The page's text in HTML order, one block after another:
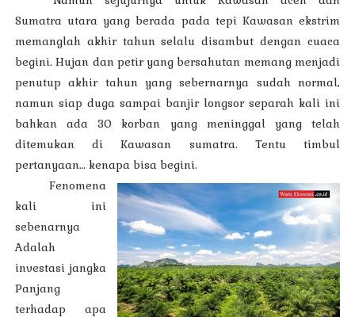
Sumatra utara yang berada pada tepi Kawasan ekstrim
memanglah akhir tahun selalu disambut dengan cuaca
begini. Hujan dan petir yang bersahutan memang menjadi
penutup akhir tahun yang sebernarnya sudah normal,
namun siap duga sampai banjir longsor separah kali ini
bahkan ada 30 korban yang meninggal yang telah
ditemukan di Kawasan sumatra. Tentu timbul
pertanyaan… kenapa bisa begini.
Fenomena
kali ini
sebenarnya
Adalah
investasi jangka
Panjang
terhadap apa